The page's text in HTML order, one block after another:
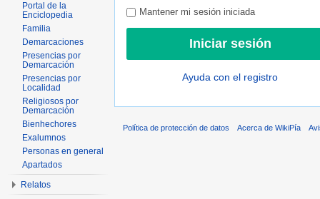
Mantener mi sesión iniciada
Ayuda con el registro
Portal de la
Enciclopedia
Familia
Demarcaciones
Presencias por
Demarcación
Presencias por
Localidad
Religiosos por
Demarcación
Bienhechores
Exalumnos
Personas en general
Apartados
Relatos
Política de protección de datos Acerca de WikiPía